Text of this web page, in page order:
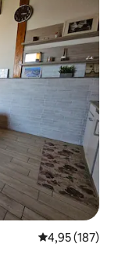
Gemiddelde
4,95 (187)